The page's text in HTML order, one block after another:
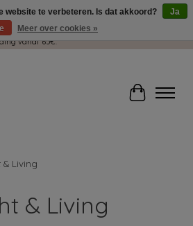
GRATIS in! Duid dit zeker aan in je
vanaf 65€.
& Living
& Living
website te verbeteren. Is dat akkoord?
Ja
Meer over cookies »